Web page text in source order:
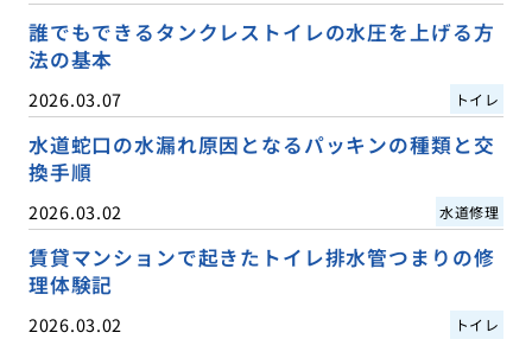
誰でもできるタンクレストイレの水圧を上げる方
法の基本
2026.03.07 トイレ
水道蛇口の水漏れ原因となるパッキンの種類と交
換手順
2026.03.02 水道修理
賃貸マンションで起きたトイレ排水管つまりの修
理体験記
2026.03.02 トイレ